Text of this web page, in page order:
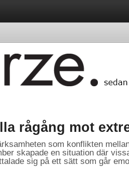
rågång mot
som konflikten
skapade en situation där
sig på ett sätt som går